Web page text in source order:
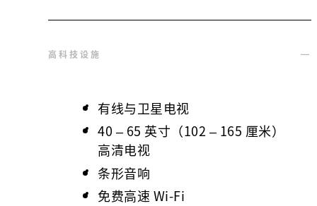
高科技设施
有线与卫星电视
40 – 65 英寸（102 – 165 厘米）
高清电视
条形音响
免费高速 Wi-Fi